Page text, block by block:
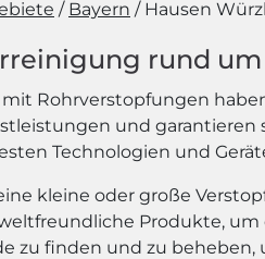
Bayern Hausen
rund um
Rohrverstopfungen
und garantieren
Technologien und
kleine oder große
Produkte, um
zu finden und zu